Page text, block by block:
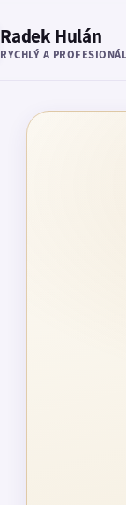
Radek Hulán
RYCHLÝ A